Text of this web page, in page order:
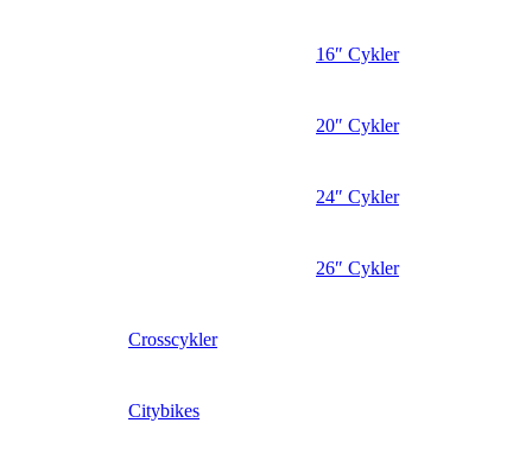
16″ Cykler
20″ Cykler
24″ Cykler
26″ Cykler
Crosscykler
Citybikes